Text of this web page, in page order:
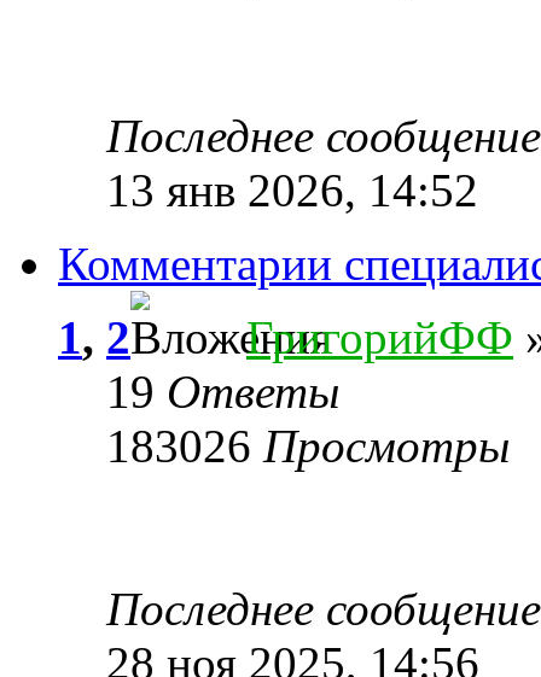
Последнее
13 янв 2026, 14:52
Комментарии
1, 2 ГригорийФФ
19 Ответы
183026 Просмотры
Последнее
28 ноя 2025, 14:56